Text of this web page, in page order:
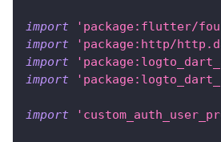
import 'package:flutter/
import
'package:http/
import
import
import